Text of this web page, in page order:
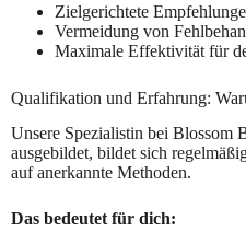
Zielgerichtete
Vermeidung von
Maximale Effektivität für
Qualifikation und Erfahrung:
Unsere Spezialistin bei Blossom
ausgebildet, bildet sich
auf anerkannte Methoden.
Das bedeutet für dich: